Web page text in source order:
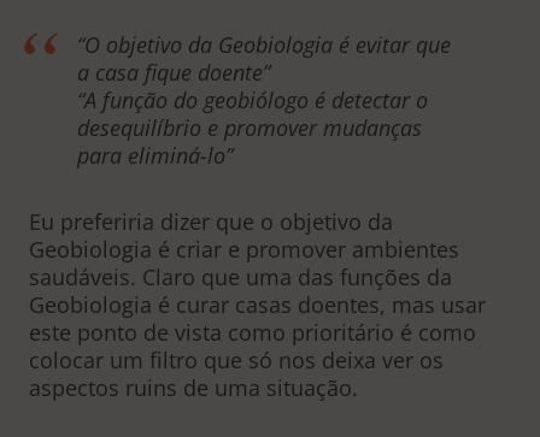
“O objetivo da Geobiologia é evitar que
a casa fique doente”
“A função do geobiólogo é detectar o
desequilíbrio e promover mudanças
para eliminá-lo”
Eu preferiria dizer que o objetivo da
Geobiologia é criar e promover ambientes
saudáveis. Claro que uma das funções da
Geobiologia é curar casas doentes, mas usar
este ponto de vista como prioritário é como
colocar um filtro que só nos deixa ver os
aspectos ruins de uma situação.